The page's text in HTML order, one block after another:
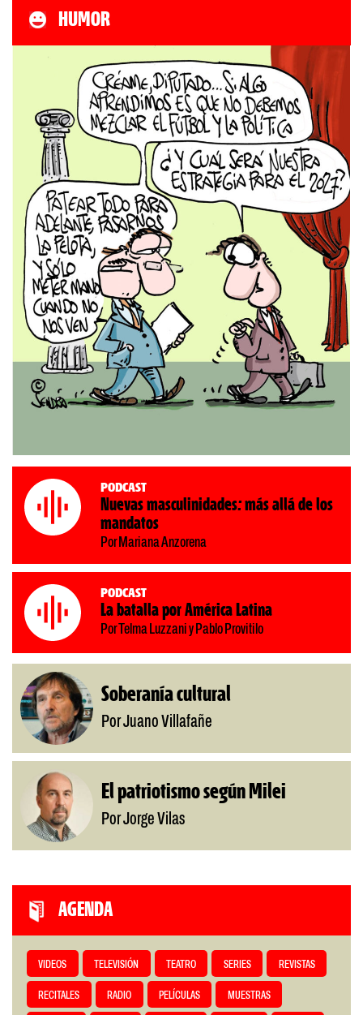
HUMOR
Podcast
Nuevas masculinidades: más allá de los
mandatos
Por Mariana Anzorena
Podcast
La batalla por América Latina
Por Telma Luzzani y Pablo Provitilo
Soberanía cultural
Por Juano Villafañe
El patriotismo según Milei
Por Jorge Vilas
AGENDA
VIDEOS TELEVISIÓN TEATRO SERIES REVISTAS
RECITALES RADIO PELÍCULAS MUESTRAS